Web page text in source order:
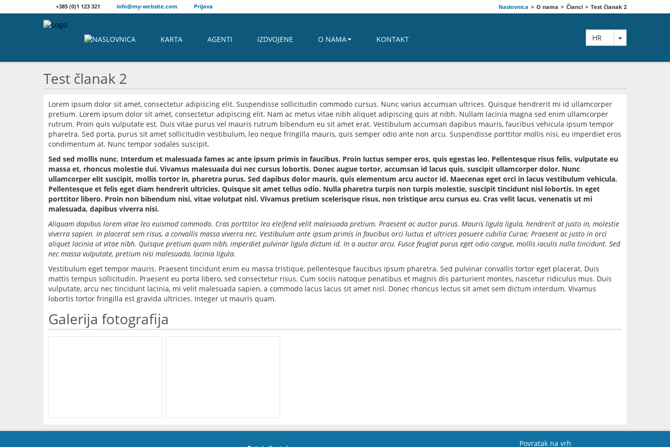
+385 (0)1 123 321 info@my-website.com Prijava Naslovnica > O nama > Članci > Test članak 2
HR TOGGLE
KARTA AGENTI IZDVOJENE O NAMA KONTAKT
Test članak 2
Lorem ipsum dolor sit amet, consectetur adipiscing elit. Suspendisse sollicitudin commodo cursus. Nunc varius accumsan ultrices. Quisque hendrerit mi id ullamcorper
pretium. Lorem ipsum dolor sit amet, consectetur adipiscing elit. Nam ac metus vitae nibh aliquet adipiscing quis at nibh. Nullam lacinia magna sed enim ullamcorper
rutrum. Proin quis vulputate est. Duis vitae purus vel mauris rutrum bibendum eu sit amet erat. Vestibulum accumsan dapibus mauris, faucibus vehicula ipsum tempor
pharetra. Sed porta, purus sit amet sollicitudin vestibulum, leo neque fringilla mauris, quis semper odio ante non arcu. Suspendisse porttitor mollis nisi, eu imperdiet eros
condimentum at. Nunc tempor sodales suscipit.
Sed sed mollis nunc. Interdum et malesuada fames ac ante ipsum primis in faucibus. Proin luctus semper eros, quis egestas leo. Pellentesque risus felis, vulputate eu
massa et, rhoncus molestie dui. Vivamus malesuada dui nec cursus lobortis. Donec augue tortor, accumsan id lacus quis, suscipit ullamcorper dolor. Nunc
ullamcorper elit suscipit, mollis tortor in, pharetra purus. Sed dapibus dolor mauris, quis elementum arcu auctor id. Maecenas eget orci in lacus vestibulum vehicula.
Pellentesque et felis eget diam hendrerit ultricies. Quisque sit amet tellus odio. Nulla pharetra turpis non turpis molestie, suscipit tincidunt nisl lobortis. In eget
porttitor libero. Proin non bibendum nisi, vitae volutpat nisl. Vivamus pretium scelerisque risus, non tristique arcu cursus eu. Cras velit lacus, venenatis ut mi
malesuada, dapibus viverra nisi.
Aliquam dapibus lorem vitae leo euismod commodo. Cras porttitor leo eleifend velit malesuada pretium. Praesent ac auctor purus. Mauris ligula ligula, hendrerit at justo in, molestie
viverra sapien. In placerat sem risus, a convallis massa viverra nec. Vestibulum ante ipsum primis in faucibus orci luctus et ultrices posuere cubilia Curae; Praesent ac justo in orci
aliquet lacinia ut vitae nibh. Quisque pretium quam nibh, imperdiet pulvinar ligula dictum id. In a auctor arcu. Fusce feugiat purus eget odio congue, mollis iaculis nulla tincidunt. Sed
nec massa vulputate, pretium nisi malesuada, lacinia ligula.
Vestibulum eget tempor mauris. Praesent tincidunt enim eu massa tristique, pellentesque faucibus ipsum pharetra. Sed pulvinar convallis tortor eget placerat. Duis
mattis tempus sollicitudin. Praesent eu porta libero, sed consectetur risus. Cum sociis natoque penatibus et magnis dis parturient montes, nascetur ridiculus mus. Duis
vulputate, arcu nec tincidunt lacinia, mi velit malesuada sapien, a commodo lacus lacus sit amet nisl. Donec rhoncus lectus sit amet sem dictum interdum. Vivamus
lobortis tortor fringilla est gravida ultricies. Integer ut mauris quam.
Galerija fotografija
Povratak na vrh